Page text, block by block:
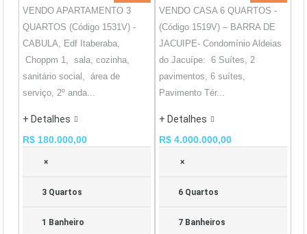
VENDO APARTAMENTO 3
QUARTOS (Código 1531V) -
CABULA, Edf Itaberaba,
Choppm 1, sala, cozinha,
sanitário social, área de
serviço, 2º anda...
+ Detalhes
R$ 180.000,00
×
3 Quartos
1 Banheiro
VENDO CASA 6 QUARTOS -
(Código 1519V) – BARRA DE
JACUIPE- Condomínio Aldeias
do Jacuípe: 6 Suítes, 2
pavimentos, 6 suítes,
Pavimento Tér...
+ Detalhes
R$ 4.000.000,00
×
6 Quartos
7 Banheiros